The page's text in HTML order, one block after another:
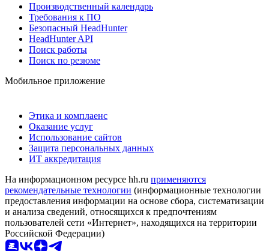
Производственный календарь
Требования к ПО
Безопасный HeadHunter
HeadHunter API
Поиск работы
Поиск по резюме
Мобильное приложение
Этика и комплаенс
Оказание услуг
Использование сайтов
Защита персональных данных
ИТ аккредитация
На информационном ресурсе hh.ru применяются
рекомендательные технологии (информационные технологии
предоставления информации на основе сбора, систематизации
и анализа сведений, относящихся к предпочтениям
пользователей сети «Интернет», находящихся на территории
Российской Федерации)